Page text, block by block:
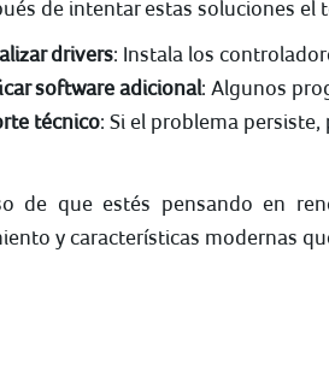
de intentar estas soluciones
drivers: Instala los
software adicional: Algunos
técnico: Si el problema
de que estés pensando en
y características modernas